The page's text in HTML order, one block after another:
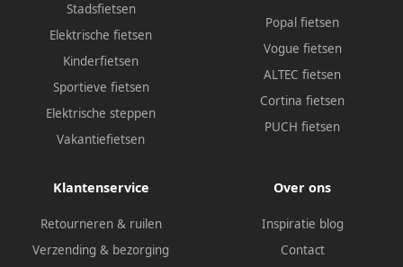
Stadsfietsen
Elektrische fietsen
Kinderfietsen
Sportieve fietsen
Elektrische steppen
Vakantiefietsen
Popal fietsen
Vogue fietsen
ALTEC fietsen
Cortina fietsen
PUCH fietsen
Klantenservice
Retourneren & ruilen
Verzending & bezorging
Over ons
Inspiratie blog
Contact